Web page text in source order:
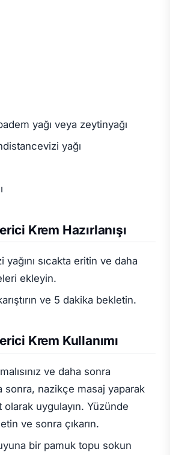
yağı veya zeytinyağı
yağı
Krem Hazırlanışı
sıcakta eritin ve daha
ekleyin.
ve 5 dakika bekletin.
Krem Kullanımı
ve daha sonra
sonra, nazikçe masaj yaparak
uygulayın. Yüzünde
ve sonra çıkarın.
bir pamuk topu sokun